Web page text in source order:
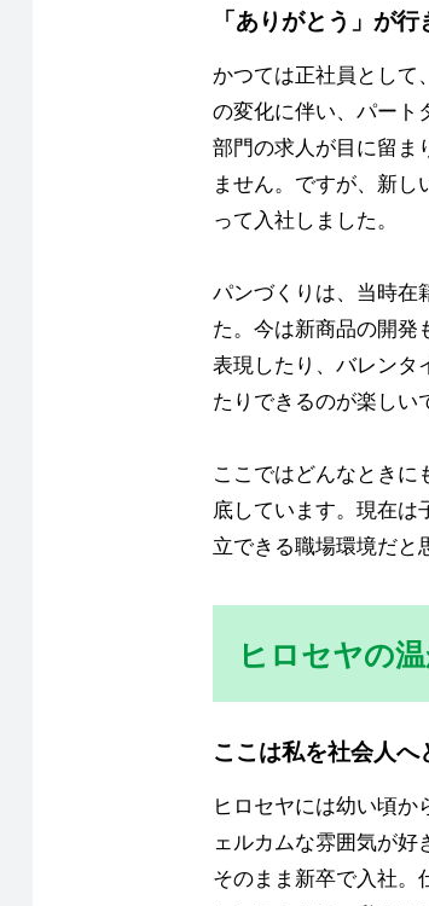
「ありがとう」が
かつては正社員として
の変化に伴い、パート
部門の求人が目に留ま
ません。ですが、新
って入社しました。
パンづくりは、当時在
た。今は新商品の開発
表現したり、バレンタ
たりできるのが楽しい
ここではどんなときに
底しています。現在は
立できる職場環境だと
ヒロセヤの
ここは私を社会人
ヒロセヤには幼い頃
ェルカムな雰囲気が好
そのまま新卒で入社。